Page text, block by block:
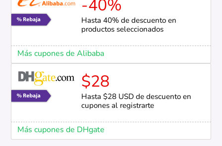
-40%
Hasta 40% de descuento en
productos seleccionados
Más cupones de Alibaba
$28
Hasta $28 USD de descuento en
cupones al registrarte
Más cupones de DHgate